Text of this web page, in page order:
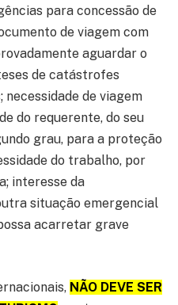
para concessão de
de viagem com
aguardar o
de catástrofes
de viagem
do requerente, do seu
grau, para a proteção
do trabalho, por
interesse da
situação emergencial
acarretar grave
NÃO DEVE SER